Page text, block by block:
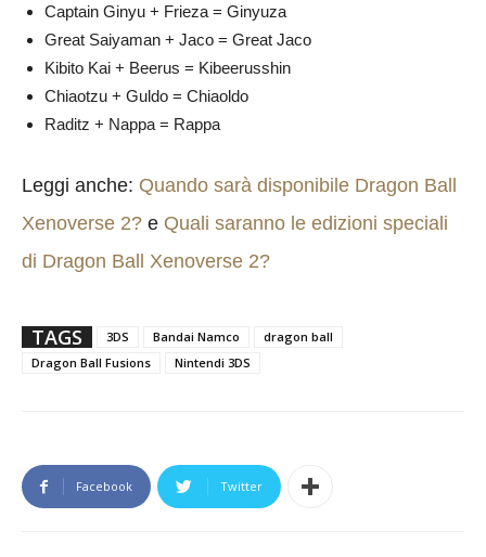
Captain Ginyu + Frieza = Ginyuza
Great Saiyaman + Jaco = Great Jaco
Kibito Kai + Beerus = Kibeerusshin
Chiaotzu + Guldo = Chiaoldo
Raditz + Nappa = Rappa
Leggi anche: Quando sarà disponibile Dragon Ball
Xenoverse 2? e Quali saranno le edizioni speciali
di Dragon Ball Xenoverse 2?
TAGS 3DS Bandai Namco
dragon ball
Dragon Ball Fusions
Nintendi 3DS
Facebook Twitter